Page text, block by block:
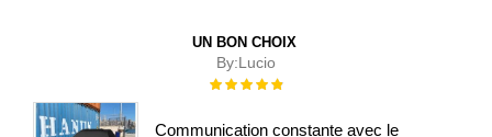
UN BON CHOIX
By:Lucio
Évaluation :
Communication constante avec le